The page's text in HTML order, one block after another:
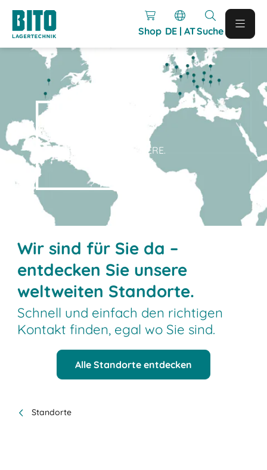
Shop DE | ATSuche
EVERYWHERE.
Wir sind für Sie da –
entdecken Sie unsere
weltweiten Standorte.
Schnell und einfach den richtigen
Kontakt finden, egal wo Sie sind.
Alle Standorte entdecken
Standorte